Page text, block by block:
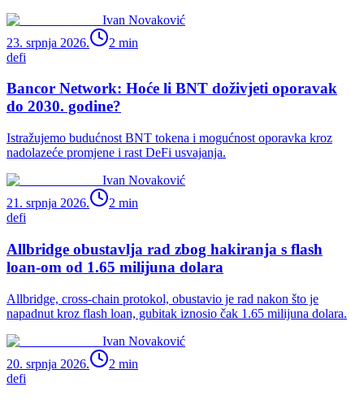
Ivan Novaković
23. srpnja 2026.
2 min
defi
Bancor Network: Hoće li BNT doživjeti oporavak
do 2030. godine?
Istražujemo budućnost BNT tokena i mogućnost oporavka kroz
nadolazeće promjene i rast DeFi usvajanja.
Ivan Novaković
21. srpnja 2026.
2 min
defi
Allbridge obustavlja rad zbog hakiranja s flash
loan-om od 1.65 milijuna dolara
Allbridge, cross-chain protokol, obustavio je rad nakon što je
napadnut kroz flash loan, gubitak iznosio čak 1.65 milijuna dolara.
Ivan Novaković
20. srpnja 2026.
2 min
defi